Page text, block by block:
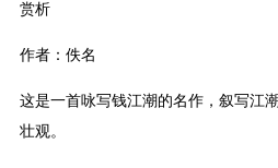
赏析
作者：佚名
这是一首咏写钱江潮的名作，叙写江
壮观。